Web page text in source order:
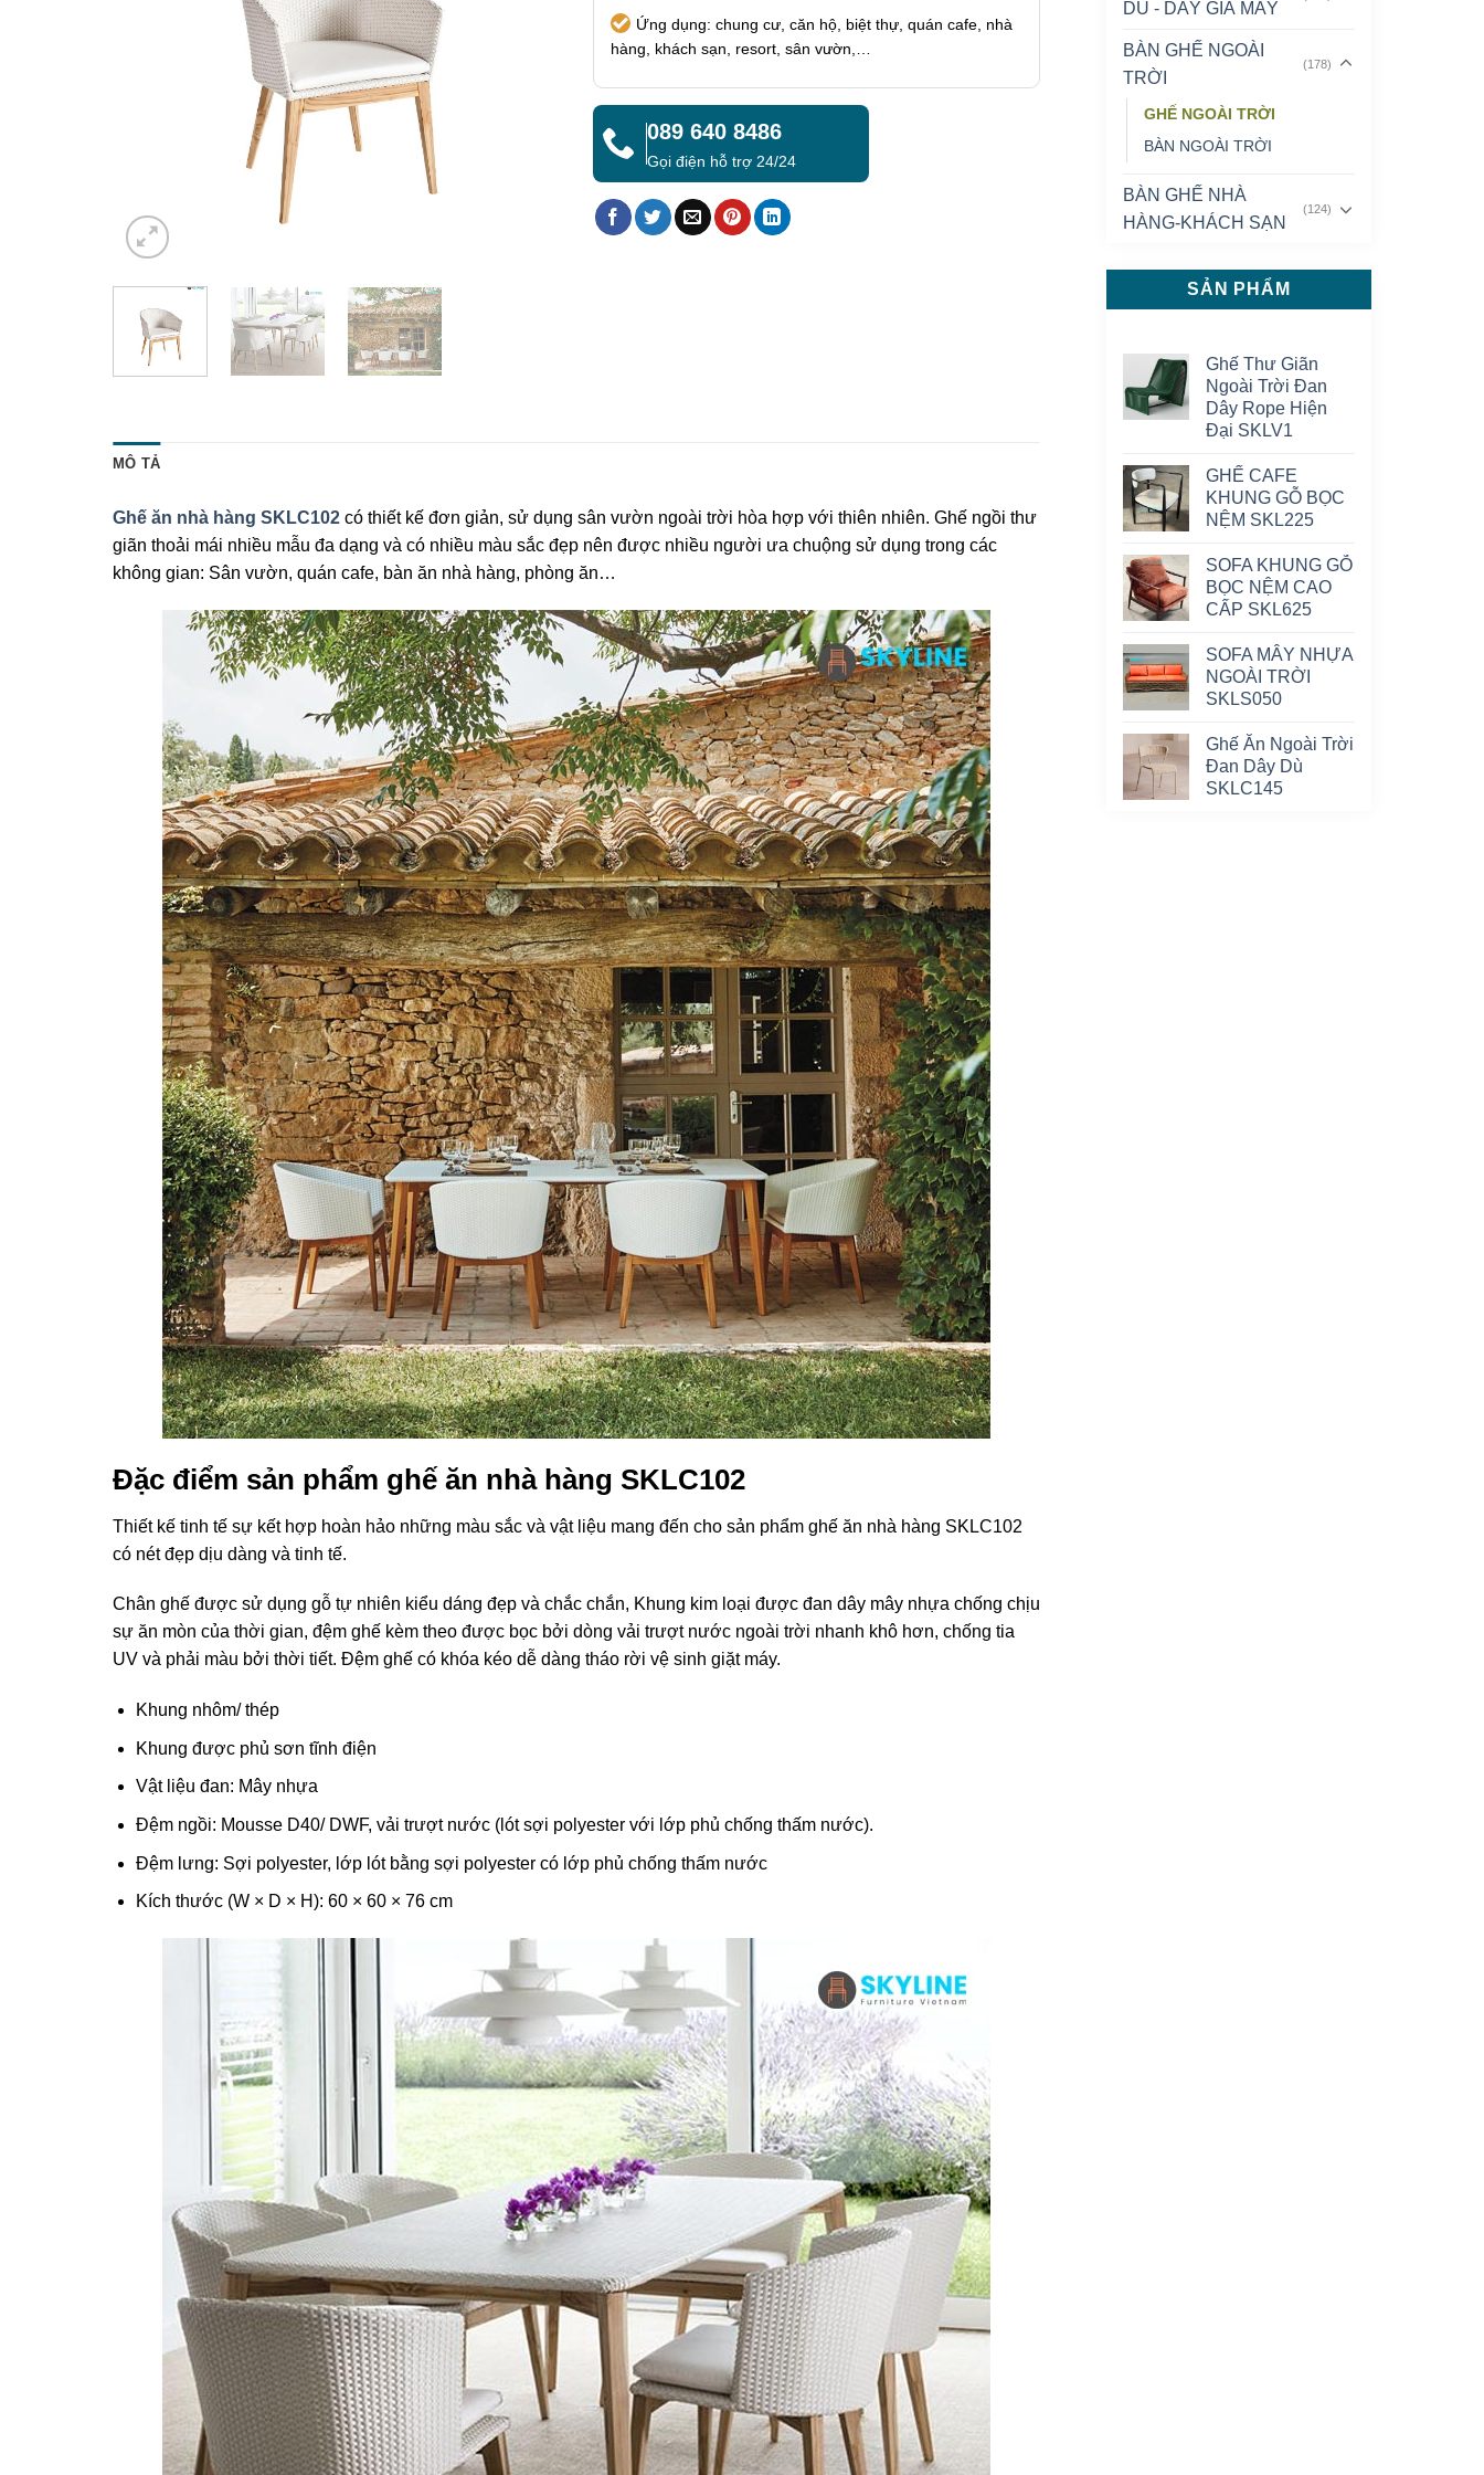
DÙ - DÂY GIẢ MÂY
BÀN GHẾ NGOÀI
TRỜI
(178)
GHẾ NGOÀI TRỜI
BÀN NGOÀI TRỜI
BÀN GHẾ NHÀ
HÀNG-KHÁCH SẠN
(124)
SẢN PHẨM
Ghế Thư Giãn
Ngoài Trời Đan
Dây Rope Hiện
Đại SKLV1
GHẾ CAFE
KHUNG GỖ BỌC
NỆM SKL225
SOFA KHUNG GỖ
BỌC NỆM CAO
CẤP SKL625
SOFA MÂY NHỰA
NGOÀI TRỜI
SKLS050
Ghế Ăn Ngoài Trời
Đan Dây Dù
SKLC145
Ứng dụng: chung cư, căn hộ, biệt thự, quán cafe, nhà
hàng, khách sạn, resort, sân vườn,…
089 640 8486
Gọi điện hỗ trợ 24/24
MÔ TẢ
Ghế ăn nhà hàng SKLC102 có thiết kế đơn giản, sử dụng sân vườn ngoài trời hòa hợp với thiên nhiên. Ghế ngồi thư
giãn thoải mái nhiều mẫu đa dạng và có nhiều màu sắc đẹp nên được nhiều người ưa chuộng sử dụng trong các
không gian: Sân vườn, quán cafe, bàn ăn nhà hàng, phòng ăn…
Đặc điểm sản phẩm ghế ăn nhà hàng SKLC102
Thiết kế tinh tế sự kết hợp hoàn hảo những màu sắc và vật liệu mang đến cho sản phẩm ghế ăn nhà hàng SKLC102
có nét đẹp dịu dàng và tinh tế.
Chân ghế được sử dụng gỗ tự nhiên kiểu dáng đẹp và chắc chắn, Khung kim loại được đan dây mây nhựa chống chịu
sự ăn mòn của thời gian, đệm ghế kèm theo được bọc bởi dòng vải trượt nước ngoài trời nhanh khô hơn, chống tia
UV và phải màu bởi thời tiết. Đệm ghế có khóa kéo dễ dàng tháo rời vệ sinh giặt máy.
Khung nhôm/ thép
Khung được phủ sơn tĩnh điện
Vật liệu đan: Mây nhựa
Đệm ngồi: Mousse D40/ DWF, vải trượt nước (lót sợi polyester với lớp phủ chống thấm nước).
Đệm lưng: Sợi polyester, lớp lót bằng sợi polyester có lớp phủ chống thấm nước
Kích thước (W × D × H): 60 × 60 × 76 cm